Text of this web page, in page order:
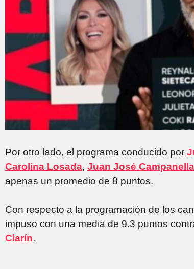
Por otro lado, el programa conducido por
Carolina Losada, Juan José Campanella
apenas un promedio de 8 puntos.
Con respecto a la programación de los
impuso con una media de 9.3 puntos
Clarín.